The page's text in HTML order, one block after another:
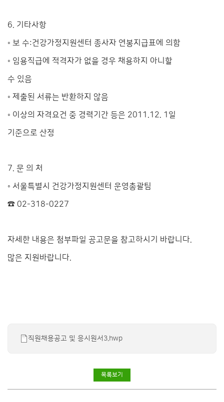
6. 기타사항
◦ 보 수:건강가정지원센터 종사자 연봉지급표에 의함
◦ 임용직급에 적격자가 없을 경우 채용하지 아니할
수 있음
◦ 제출된 서류는 반환하지 않음
◦ 이상의 자격요건 중 경력기간 등은 2011.12. 1일
기준으로 산정
7. 문 의 처
◦ 서울특별시 건강가정지원센터 운영총괄팀
☎ 02-318-0227
자세한 내용은 첨부파일 공고문을 참고하시기 바랍니다.
많은 지원바랍니다.
직원채용공고 및 응시원서3.hwp
목록보기